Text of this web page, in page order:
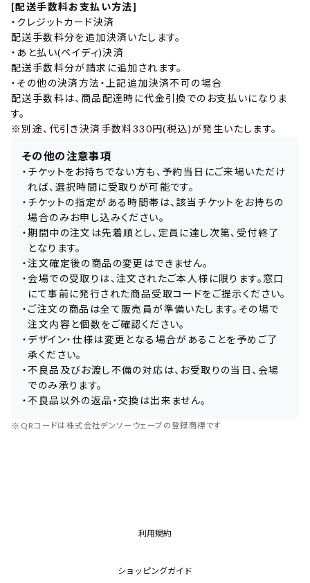
[配送手数料お支払い方法]
・ クレジットカード決済
配送手数料分を追加決済いたします。
・ あと払い(ペイディ)決済
配送手数料分が請求に追加されます。
・ その他の決済方法・上記追加決済不可の場合
配送手数料は、商品配達時に代金引換でのお支払いになりま
す。
※別途、代引き決済手数料330円(税込)が発生いたします。
その他の注意事項
・ チケットをお持ちでない方も、予約当日にご来場いただけ
れば、選択時間に受取りが可能です。
・ チケットの指定がある時間帯は、該当チケットをお持ちの
場合のみお申し込みください。
・期間中の注文は先着順とし、定員に達し次第、受付終了
となります。
・注文確定後の商品の変更はできません。
・ 会場での受取りは、注文されたご本人様に限ります。窓口
にて事前に発行された商品受取コードをご提示ください。
・ ご注文の商品は全て販売員が準備いたします。その場で
注文内容と個数をご確認ください。
・ デザイン・仕様は変更となる場合があることを予めご了
承ください。
・不良品及びお渡し不備の対応は、お受取りの当日、会場
でのみ承ります。
・不良品以外の返品・交換は出来ません。
※ QRコードは株式会社デンソーウェーブの登録商標です
利用規約
ショッピングガイド